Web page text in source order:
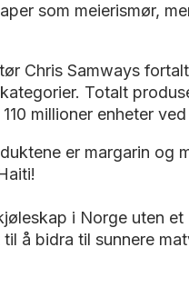
som meierismør,
Chris Samways
Totalt
millioner enheter
er margarin og
i Norge uten
å bidra til sunnere